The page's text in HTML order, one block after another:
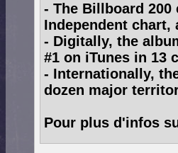
- The Billboard 200
Independent chart,
- Digitally, the
#1 on iTunes in 13
- Internationally,
dozen major
Pour plus d'infos